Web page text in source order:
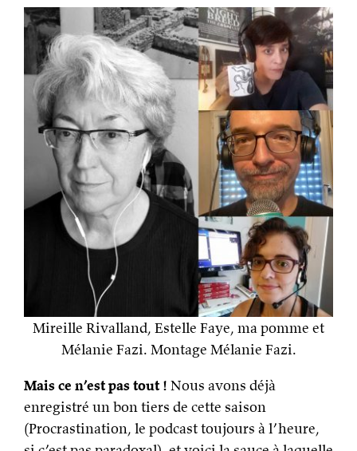
Mireille Rivalland, Estelle Faye, ma pomme et
Mélanie Fazi. Montage Mélanie Fazi.
Mais ce n’est pas tout ! Nous avons déjà
enregistré un bon tiers de cette saison
(Procrastination, le podcast toujours à l’heure,